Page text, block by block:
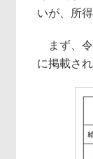
いが、所
まず、令
に掲載さ